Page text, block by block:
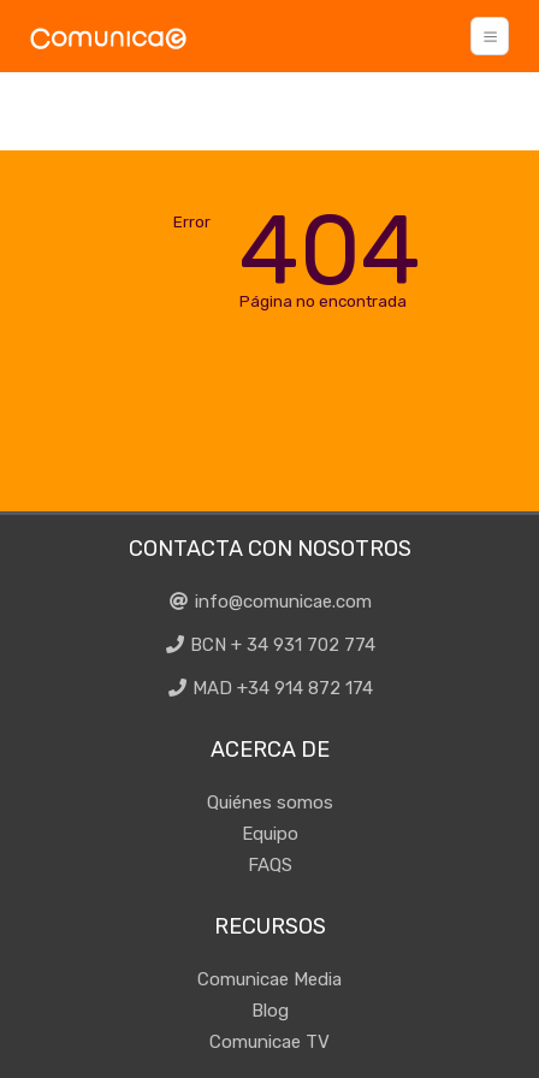
Error 404
Página no encontrada
CONTACTA CON NOSOTROS
info@comunicae.com
BCN + 34 931 702 774
MAD +34 914 872 174
ACERCA DE
Quiénes somos
Equipo
FAQS
RECURSOS
Comunicae Media
Blog
Comunicae TV